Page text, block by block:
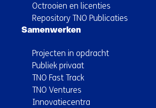
Octrooien en licenties
Repository TNO Publicaties
Samenwerken
Projecten in opdracht
Publiek privaat
TNO Fast Track
TNO Ventures
Innovatiecentra